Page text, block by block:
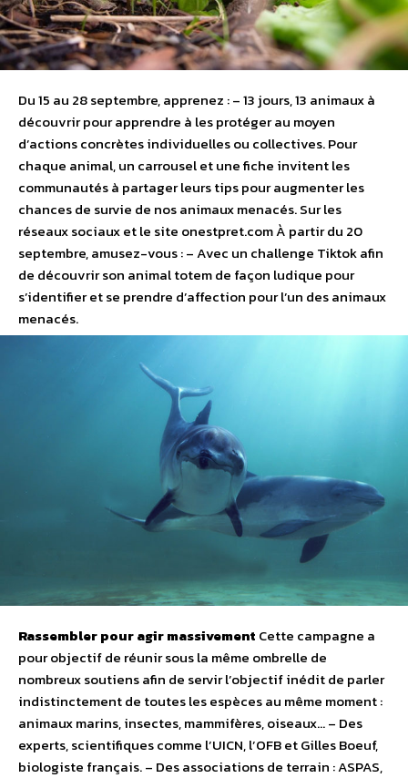
Du 15 au 28 septembre, apprenez : – 13 jours, 13 animaux à
découvrir pour apprendre à les protéger au moyen
d’actions concrètes individuelles ou collectives. Pour
chaque animal, un carrousel et une fiche invitent les
communautés à partager leurs tips pour augmenter les
chances de survie de nos animaux menacés. Sur les
réseaux sociaux et le site onestpret.com À partir du 20
septembre, amusez-vous : – Avec un challenge Tiktok afin
de découvrir son animal totem de façon ludique pour
s’identifier et se prendre d’affection pour l’un des animaux
menacés.
Rassembler pour agir massivement Cette campagne a
pour objectif de réunir sous la même ombrelle de
nombreux soutiens afin de servir l’objectif inédit de parler
indistinctement de toutes les espèces au même moment :
animaux marins, insectes, mammifères, oiseaux… – Des
experts, scientifiques comme l’UICN, l’OFB et Gilles Boeuf,
biologiste français. – Des associations de terrain : ASPAS,